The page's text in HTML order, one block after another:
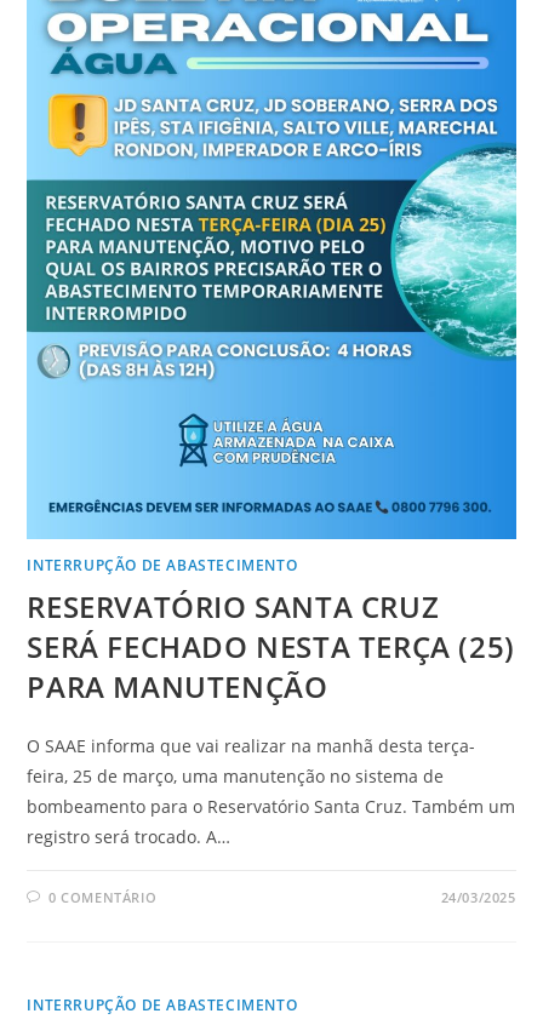
INTERRUPÇÃO DE ABASTECIMENTO
RESERVATÓRIO SANTA CRUZ
SERÁ FECHADO NESTA TERÇA (25)
PARA MANUTENÇÃO
O SAAE informa que vai realizar na manhã desta terça-
feira, 25 de março, uma manutenção no sistema de
bombeamento para o Reservatório Santa Cruz. Também um
registro será trocado. A…
0 COMENTÁRIO 24/03/2025
INTERRUPÇÃO DE ABASTECIMENTO